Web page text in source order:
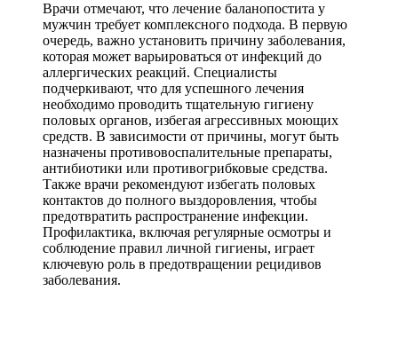
Врачи отмечают, что лечение баланопостита у
мужчин требует комплексного подхода. В первую
очередь, важно установить причину заболевания,
которая может варьироваться от инфекций до
аллергических реакций. Специалисты
подчеркивают, что для успешного лечения
необходимо проводить тщательную гигиену
половых органов, избегая агрессивных моющих
средств. В зависимости от причины, могут быть
назначены противовоспалительные препараты,
антибиотики или противогрибковые средства.
Также врачи рекомендуют избегать половых
контактов до полного выздоровления, чтобы
предотвратить распространение инфекции.
Профилактика, включая регулярные осмотры и
соблюдение правил личной гигиены, играет
ключевую роль в предотвращении рецидивов
заболевания.